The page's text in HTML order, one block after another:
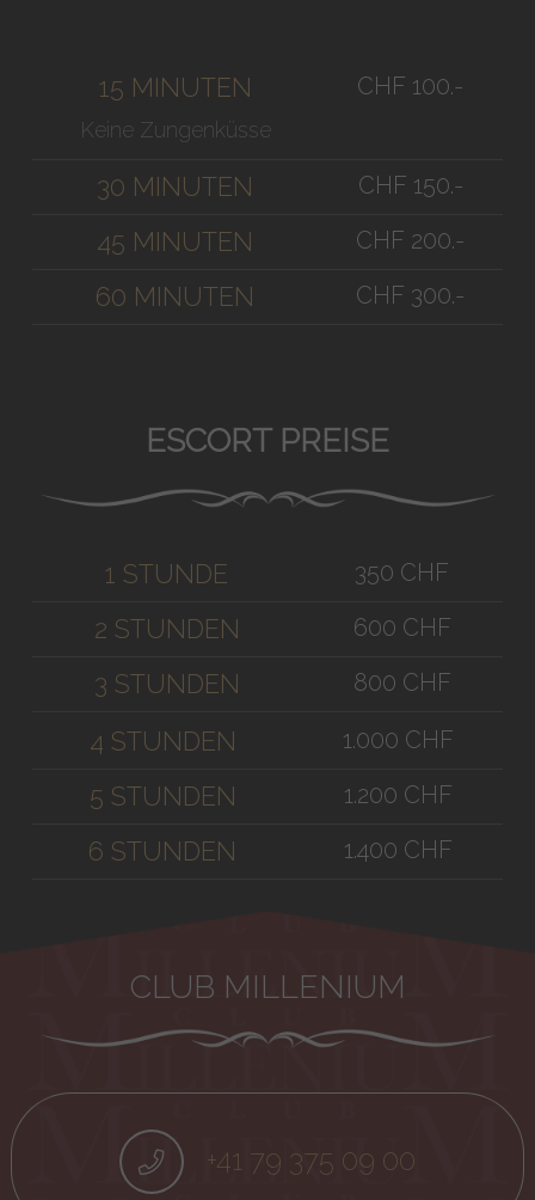
15 MINUTEN
Keine Zungenküsse
CHF 100.-
30 MINUTEN CHF 150.-
45 MINUTEN CHF 200.-
60 MINUTEN CHF 300.-
ESCORT PREISE
1 STUNDE 350 CHF
2 STUNDEN 600 CHF
3 STUNDEN 800 CHF
4 STUNDEN 1.000 CHF
5 STUNDEN 1.200 CHF
6 STUNDEN 1.400 CHF
CLUB MILLENIUM
+41 79 375 09 00